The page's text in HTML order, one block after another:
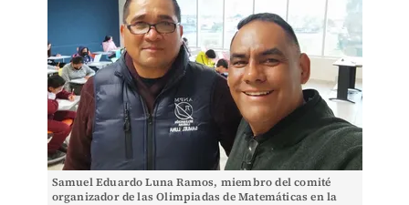
Samuel Eduardo Luna Ramos, miembro del comité
organizador de las Olimpiadas de Matemáticas en la